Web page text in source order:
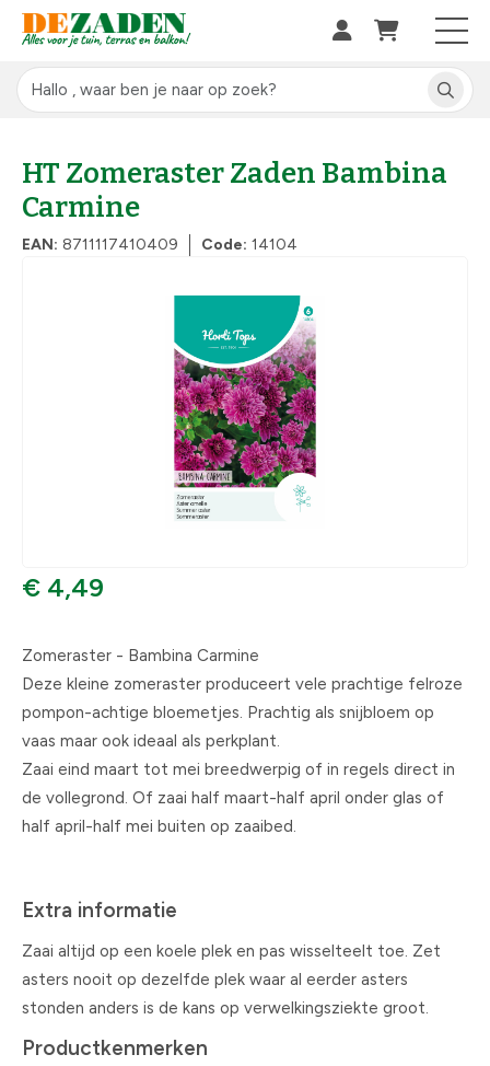
HT Zomeraster Zaden Bambina
Carmine
EAN: 8711117410409 Code: 14104
€ 4,49
Zomeraster - Bambina Carmine
Deze kleine zomeraster produceert vele prachtige felroze
pompon-achtige bloemetjes. Prachtig als snijbloem op
vaas maar ook ideaal als perkplant.
Zaai eind maart tot mei breedwerpig of in regels direct in
de vollegrond. Of zaai half maart-half april onder glas of
half april-half mei buiten op zaaibed.
Extra informatie
Zaai altijd op een koele plek en pas wisselteelt toe. Zet
asters nooit op dezelfde plek waar al eerder asters
stonden anders is de kans op verwelkingsziekte groot.
Productkenmerken